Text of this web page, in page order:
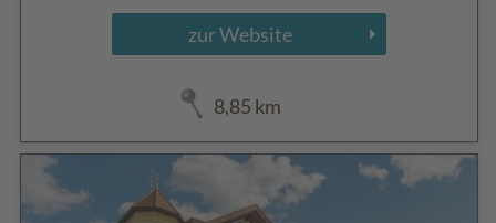
zur Website
8,85 km